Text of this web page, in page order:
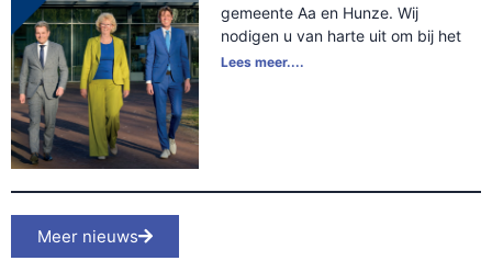
gemeente Aa en Hunze. Wij
nodigen u van harte uit om bij het
Lees meer....
Meer nieuws